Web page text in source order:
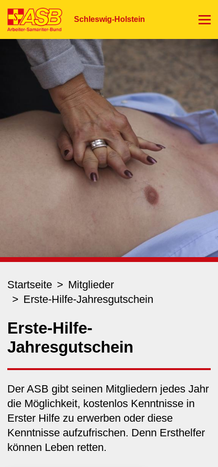
zum
Schleswig-Holstein
Startseite
Mitglieder
Erste-Hilfe-Jahresgutschein
Erste-Hilfe-
Jahresgutschein
Der ASB gibt seinen Mitgliedern jedes Jahr
die Möglichkeit, kostenlos Kenntnisse in
Erster Hilfe zu erwerben oder diese
Kenntnisse aufzufrischen. Denn Ersthelfer
können Leben retten.